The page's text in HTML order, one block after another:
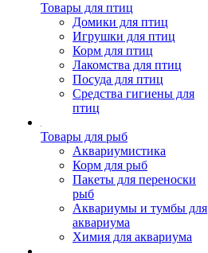
Товары для птиц
Домики для птиц
Игрушки для птиц
Корм для птиц
Лакомства для птиц
Посуда для птиц
Средства гигиены для
птиц
Товары для рыб
Аквариумистика
Корм для рыб
Пакеты для переноски
рыб
Аквариумы и тумбы для
аквариума
Химия для аквариума